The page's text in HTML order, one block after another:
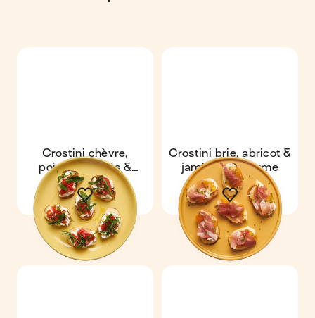
Crostini chèvre,
poivrons grillés &
roquette
Crostini brie, abricot &
jambon de parme